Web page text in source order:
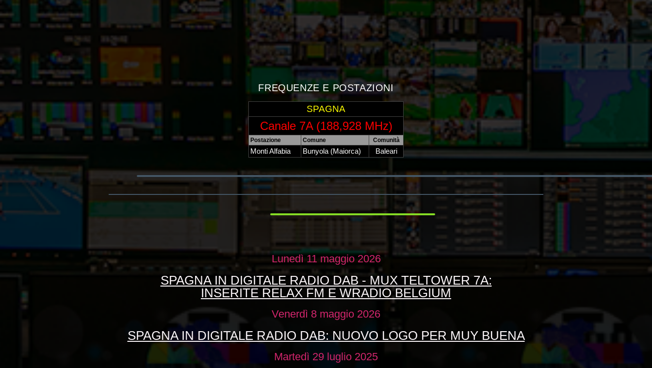
FREQUENZE E POSTAZIONI
SPAGNA
Canale 7A (188,928 MHz)
Postazione Comune Comunità
Monti Alfabia Bunyola (Maiorca) Baleari
Lunedì 11 maggio 2026
SPAGNA IN DIGITALE RADIO DAB - MUX TELTOWER 7A:
INSERITE RELAX FM E WRADIO BELGIUM
Venerdì 8 maggio 2026
SPAGNA IN DIGITALE RADIO DAB: NUOVO LOGO PER MUY BUENA
Martedì 29 luglio 2025